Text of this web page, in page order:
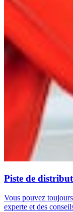
Piste de
Vous pouvez
experte et des